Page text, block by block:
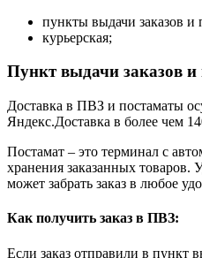
пункты выдачи заказов и
курьерская;
Пункт выдачи заказов и
Доставка в ПВЗ и постаматы
Яндекс.Доставка в более чем
Постамат – это терминал с
хранения заказанных товаров.
может забрать заказ в любое
Как получить заказ в ПВЗ:
Если заказ отправили в пункт